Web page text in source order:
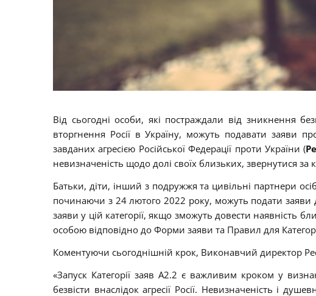
Від сьогодні особи, які постраждали від зникнення
вторгнення Росії в Україну, можуть подавати заяви
завданих агресією Російської Федерації проти України (
невизначеність щодо долі своїх близьких, звернутися
Батьки, діти, інший з подружжя та цивільні партнери
починаючи з 24 лютого 2022 року, можуть подати заяви
заяви у цій категорії, якщо зможуть довести наявність
особою відповідно до Форми заяви та Правил для
Коментуючи сьогоднішній крок, Виконавчий директор
«Запуск Категорії заяв A2.2 є важливим кроком у
безвісти внаслідок агресії Росії. Невизначеність і